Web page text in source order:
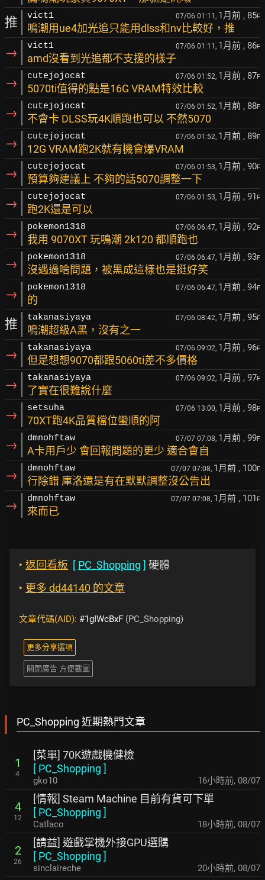
推 vict1 07/06 01:11, 1月前 , 85F
鳴潮用ue4加光追只能用dlss和nv比較好，推
→ vict1 07/06 01:11, 1月前 , 86F
amd沒看到光追都不支援的樣子
→ cutejojocat 07/06 01:52, 1月前 , 87F
5070ti值得的點是16G VRAM特效比較
→ cutejojocat 07/06 01:52, 1月前 , 88F
不會卡 DLSS玩4K順跑也可以 不然5070
→ cutejojocat 07/06 01:52, 1月前 , 89F
12G VRAM跑2K就有機會爆VRAM
→ cutejojocat 07/06 01:53, 1月前 , 90F
預算夠建議上 不夠的話5070調整一下
→ cutejojocat 07/06 01:53, 1月前 , 91 F
跑2K還是可以
→ pokemon1318 07/06 06:47, 1月前 , 92F
我用 9070XT 玩鳴潮 2k120 都順跑也
→ pokemon1318 07/06 06:47, 1月前 , 93F
沒遇過啥問題，被黑成這樣也是挺好笑
→ pokemon1318 07/06 06:47, 1月前 , 94F
的
推 takanasiyaya 07/06 08:42, 1月前 , 95F
鳴潮超級A黑，沒有之一
→ takanasiyaya 07/06 09:02, 1月前 , 96F
但是想想9070都跟5060ti差不多價格
→ takanasiyaya 07/06 09:02, 1月前 , 97F
了實在很難說什麼
→ setsuha 07/06 13:00, 1月前 , 98F
70XT跑4K品質檔位蠻順的阿
→ dmnohftaw 07/07 07:08, 1月前 , 99F
A卡用戶少 會回報問題的更少 適合會自
→ dmnohftaw 07/07 07:08, 1月前 , 100F
行除錯 庫洛還是有在默默調整沒公告出
→ dmnohftaw 07/07 07:08, 1月前 , 101 F
來而已
‣ 返回看板 [ PC_Shopping ] 硬體
‣ 更多 dd44140 的文章
文章代碼(AID): #1gIWcBxF (PC_Shopping)
更多分享選項
關閉廣告 方便截圖
PC_Shopping 近期熱門文章
1
4
[菜單] 70K遊戲機健檢
[ PC_Shopping ]
gko10 16小時前, 08/07
4
12
[情報] Steam Machine 目前有貨可下單
[ PC_Shopping ]
Catlaco 18小時前, 08/07
2
26
[請益] 遊戲掌機外接GPU選購
[ PC_Shopping ]
sinclaireche 20小時前, 08/07